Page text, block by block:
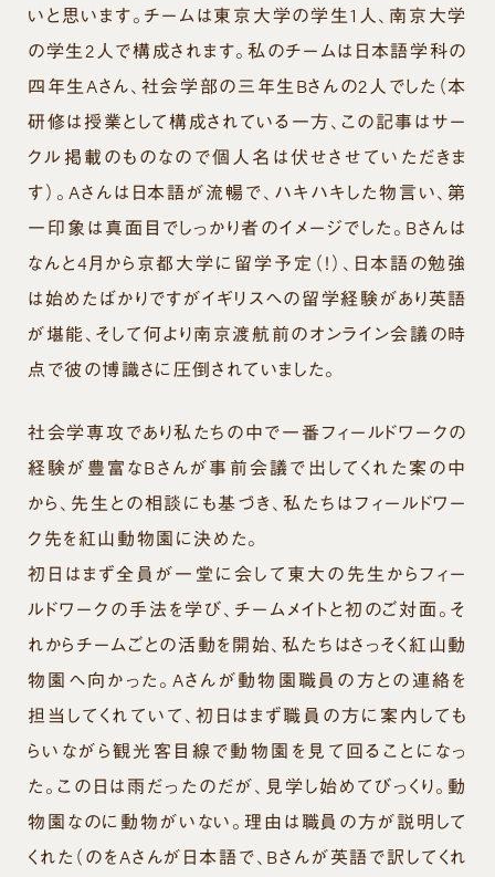
いと思います。チームは東京大学の学生1人、南京大学
の学生2人で構成されます。私のチームは日本語学科の
四年生Aさん、社会学部の三年生Bさんの2人でした（本
研修は授業として構成されている一方、この記事はサー
クル掲載のものなので個人名は伏せさせていただきま
す）。Aさんは日本語が流暢で、ハキハキした物言い、第
一印象は真面目でしっかり者のイメージでした。Bさんは
なんと4月から京都大学に留学予定（！）、日本語の勉強
は始めたばかりですがイギリスへの留学経験があり英語
が堪能、そして何より南京渡航前のオンライン会議の時
点で彼の博識さに圧倒されていました。
社会学専攻であり私たちの中で一番フィールドワークの
経験が豊富なBさんが事前会議で出してくれた案の中
から、先生との相談にも基づき、私たちはフィールドワー
ク先を紅山動物園に決めた。
初日はまず全員が一堂に会して東大の先生からフィー
ルドワークの手法を学び、チームメイトと初のご対面。そ
れからチームごとの活動を開始、私たちはさっそく紅山動
物園へ向かった。Aさんが動物園職員の方との連絡を
担当してくれていて、初日はまず職員の方に案内しても
らいながら観光客目線で動物園を見て回ることになっ
た。この日は雨だったのだが、見学し始めてびっくり。動
物園なのに動物がいない。理由は職員の方が説明して
くれた（のをAさんが日本語で、Bさんが英語で訳してくれ